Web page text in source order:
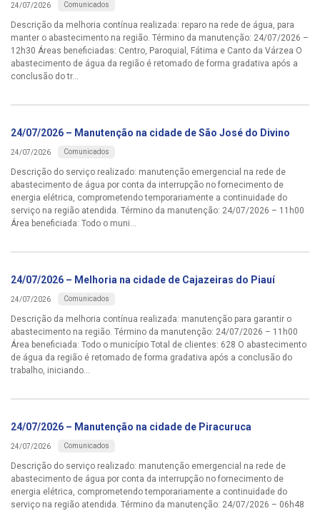
24/07/2026 Comunicados
Descrição da melhoria contínua realizada: reparo na rede de água, para
manter o abastecimento na região. Término da manutenção: 24/07/2026 –
12h30 Áreas beneficiadas: Centro, Paroquial, Fátima e Canto da Várzea O
abastecimento de água da região é retomado de forma gradativa após a
conclusão do tr...
24/07/2026 – Manutenção na cidade de São José do Divino
24/07/2026 Comunicados
Descrição do serviço realizado: manutenção emergencial na rede de
abastecimento de água por conta da interrupção no fornecimento de
energia elétrica, comprometendo temporariamente a continuidade do
serviço na região atendida. Término da manutenção: 24/07/2026 – 11h00
Área beneficiada: Todo o muni...
24/07/2026 – Melhoria na cidade de Cajazeiras do Piauí
24/07/2026 Comunicados
Descrição da melhoria contínua realizada: manutenção para garantir o
abastecimento na região. Término da manutenção: 24/07/2026 – 11h00
Área beneficiada: Todo o município Total de clientes: 628 O abastecimento
de água da região é retomado de forma gradativa após a conclusão do
trabalho, iniciando...
24/07/2026 – Manutenção na cidade de Piracuruca
24/07/2026 Comunicados
Descrição do serviço realizado: manutenção emergencial na rede de
abastecimento de água por conta da interrupção no fornecimento de
energia elétrica, comprometendo temporariamente a continuidade do
serviço na região atendida. Término da manutenção: 24/07/2026 – 06h48